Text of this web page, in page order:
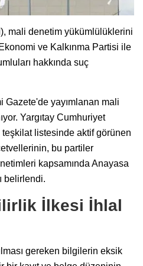
mali denetim yükümlülüklerini
ve Kalkınma Partisi ile
hakkında suç
Gazete'de yayımlanan mali
Yargıtay Cumhuriyet
teşkilat listesinde aktif görünen
bu partiler
kapsamında Anayasa
belirlendi.
İlkesi İhlal
gereken bilgilerin eksik